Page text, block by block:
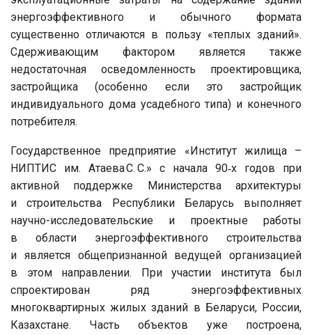
энергоэффективного и обычного формата
существенно отличаются в пользу «теплых зданий».
Сдерживающим фактором является также
недостаточная осведомленность проектировщика,
застройщика (особенно если это застройщик
индивидуального дома усадебного типа) и конечного
потребителя.
Государственное предприятие «Институт жилища –
НИПТИС им. Атаева С. С.» с начала 90‑х годов при
активной поддержке Министерства архитектуры
и строительства Республики Беларусь выполняет
научно-исследовательские и проектные работы
в области энергоэффективного строительства
и является общепризнанной ведущей организацией
в этом направлении. При участии института был
спроектирован ряд энергоэффективных
многоквартирных жилых зданий в Беларуси, России,
Казахстане. Часть объектов уже построена,